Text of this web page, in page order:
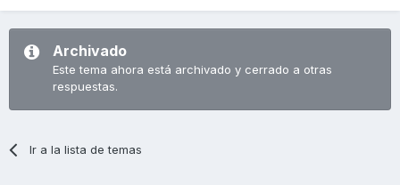
Archivado
Este tema ahora está archivado y cerrado a otras
respuestas.
Ir a la lista de temas